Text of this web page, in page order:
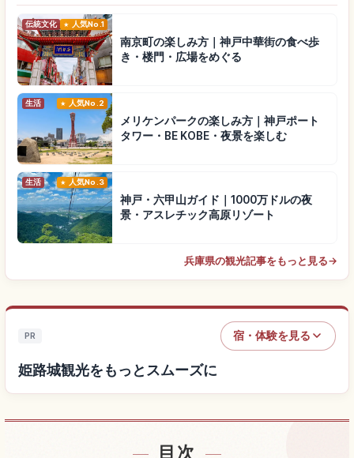
伝統文化 人気No.1
南京町の楽しみ方｜神戸中華街の食べ歩
き・楼門・広場をめぐる
生活 人気No.2
メリケンパークの楽しみ方｜神戸ポート
タワー・BE KOBE・夜景を楽しむ
生活 人気No.3
神戸・六甲山ガイド｜1000万ドルの夜
景・アスレチック高原リゾート
兵庫県の観光記事をもっと見る→
PR 宿・体験を見る
姫路城観光をもっとスムーズに
姫路城付近の宿を探す
目次